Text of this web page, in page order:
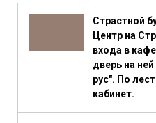
Страстной
Центр на
входа в
дверь на
рус". По
кабинет.